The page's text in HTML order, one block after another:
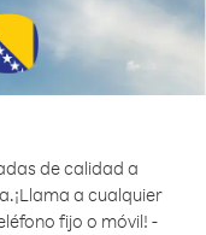
de calidad a
¡Llama a cualquier
fijo o móvil! -